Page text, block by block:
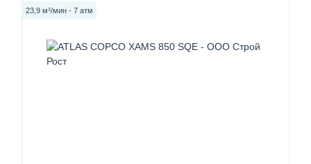
23,9 м³/мин - 7 атм